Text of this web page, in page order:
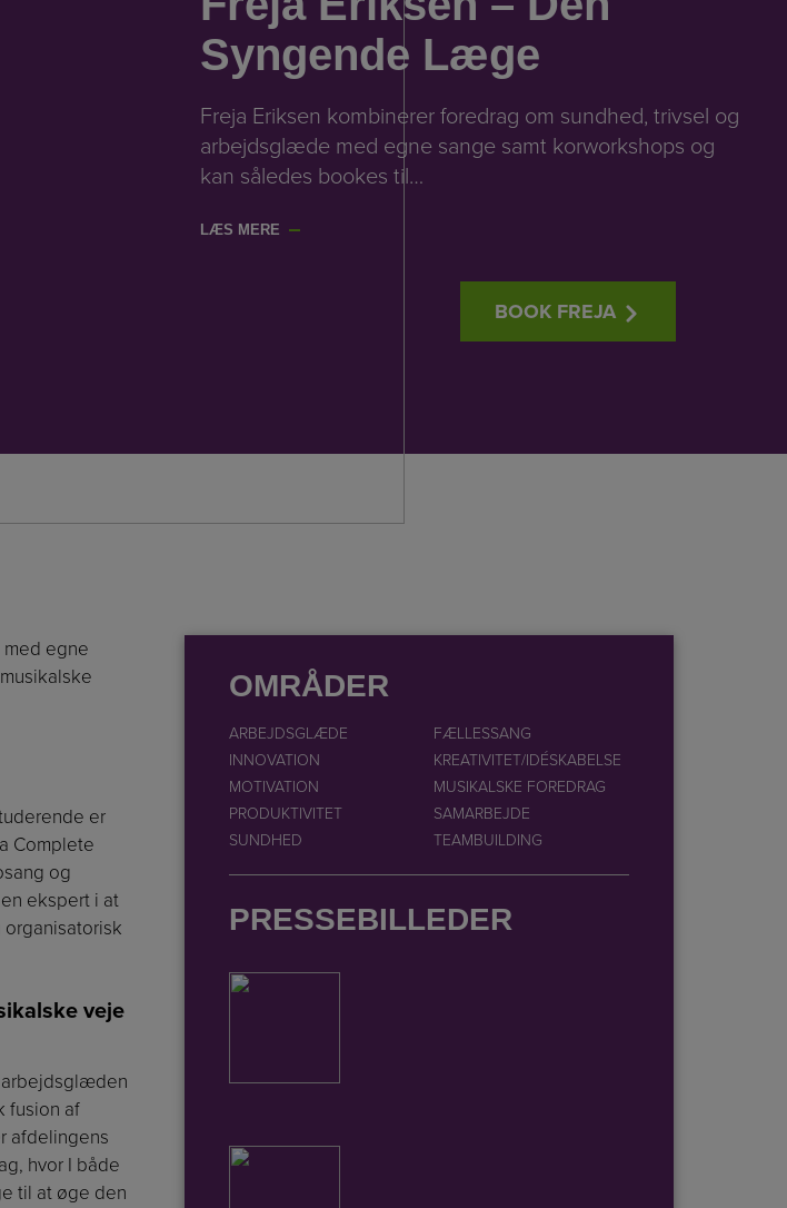
Syngende Læge
Freja Eriksen kombinerer foredrag om sundhed, trivsel og
arbejdsglæde med egne sange samt korworkshops og
kan således bookes til…
LÆS MERE
BOOK FREJA
OMRÅDER
ARBEJDSGLÆDE
FÆLLESSANG
INNOVATION
KREATIVITET/IDÉSKABELSE
MOTIVATION
MUSIKALSKE FOREDRAG
PRODUKTIVITET
SAMARBEJDE
SUNDHED
TEAMBUILDING
PRESSEBILLEDER
egne
er
Complete
og
ekspert i at
veje
fusion af
afdelingens
hvor I både
til at øge den